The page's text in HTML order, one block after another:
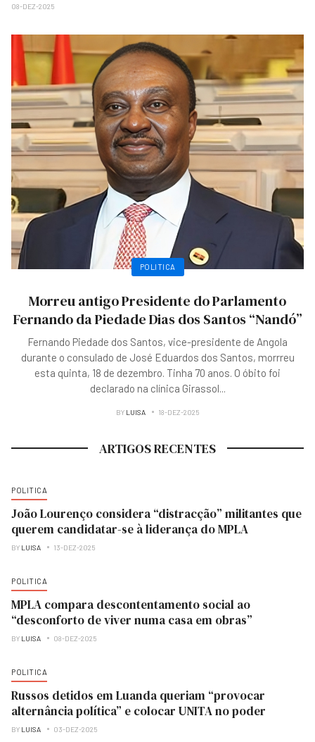
08-DEZ-2025
POLITICA
Morreu antigo Presidente do Parlamento
Fernando da Piedade Dias dos Santos “Nandó”
Fernando Piedade dos Santos, vice-presidente de Angola
durante o consulado de José Eduardos dos Santos, morrreu
esta quinta, 18 de dezembro. Tinha 70 anos. O óbito foi
declarado na clínica Girassol...
BY LUISA 18-DEZ-2025
ARTIGOS RECENTES
POLITICA
João Lourenço considera “distracção” militantes que
querem candidatar-se à liderança do MPLA
BY LUISA 13-DEZ-2025
POLITICA
MPLA compara descontentamento social ao
“desconforto de viver numa casa em obras”
BY LUISA 08-DEZ-2025
POLITICA
Russos detidos em Luanda queriam “provocar
alternância política” e colocar UNITA no poder
BY LUISA 03-DEZ-2025